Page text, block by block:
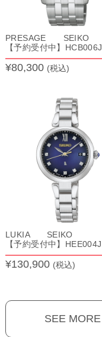
PRESAGE SEIKO
【予約受付中】HCB006J
¥80,300 (税込)
LUKIA SEIKO
【予約受付中】HEE004J
¥130,900 (税込)
SEE MORE